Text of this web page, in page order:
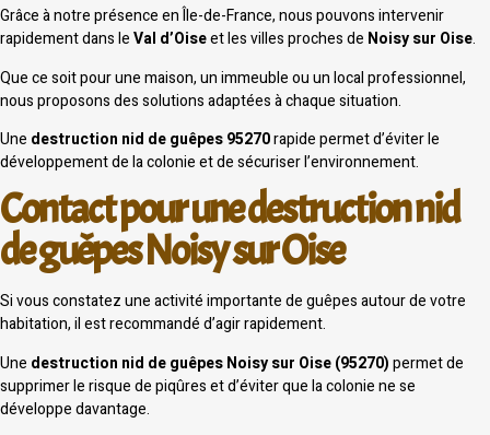
Grâce à notre présence en Île-de-France, nous pouvons intervenir
rapidement dans leVal d’Oiseet les villes proches de Noisy sur Oise.
Que ce soit pour une maison, un immeuble ou un local professionnel,
nous proposons des solutions adaptées à chaque situation.
Une destruction nid de guêpes 95270rapide permet d’éviter le
développement de la colonie et de sécuriser l’environnement.
Contact pour une destruction nid
de guêpes Noisy sur Oise
Si vous constatez une activité importante de guêpes autour de votre
habitation, il est recommandé d’agir rapidement.
Une destruction nid de guêpes Noisy sur Oise (95270)permet de
supprimer le risque de piqûres et d’éviter que la colonie ne se
développe davantage.